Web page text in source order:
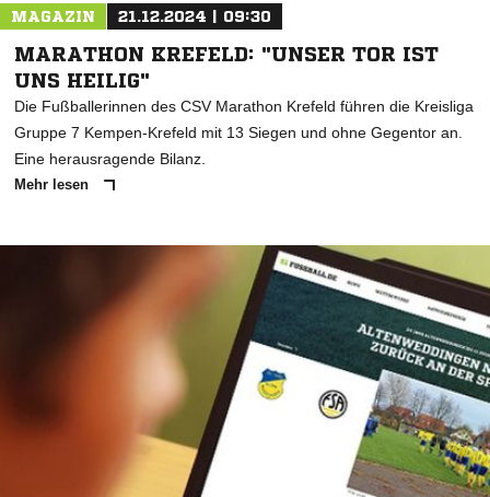
MAGAZIN 21.12.2024 | 09:30
MARATHON KREFELD: "UNSER TOR IST
UNS HEILIG"
Die Fußballerinnen des CSV Marathon Krefeld führen die Kreisliga
Gruppe 7 Kempen-Krefeld mit 13 Siegen und ohne Gegentor an.
Eine herausragende Bilanz.
Mehr lesen